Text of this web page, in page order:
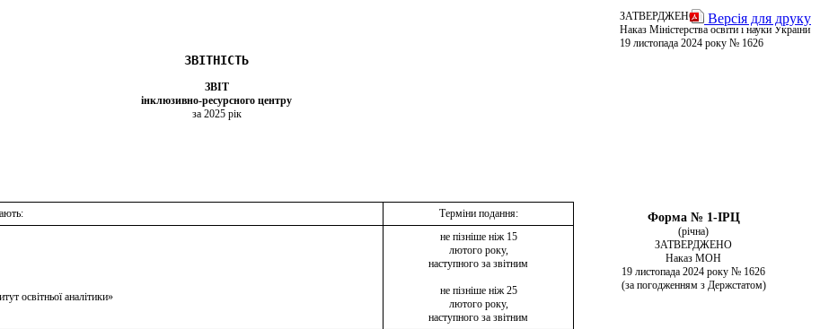
Версія для друку
ЗАТВЕРДЖЕНО
Наказ Міністерства освіти і науки України
19 листопада 2024 року № 1626
ЗВІТНІСТЬ
ЗВІТ
інклюзивно-ресурсного центру
за 2025 рік
Терміни подання:
освітньої аналітики»
не пізніше ніж 15
лютого року,
наступного за звітним
не пізніше ніж 25
лютого року,
наступного за звітним
Форма № 1-ІРЦ
(річна)
ЗАТВЕРДЖЕНО
Наказ МОН
19 листопада 2024 року № 1626
(за погодженням з Держстатом)